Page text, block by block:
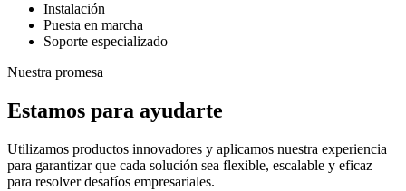
Instalación
Puesta en marcha
Soporte especializado
Nuestra promesa
Estamos para ayudarte
Utilizamos productos innovadores y aplicamos nuestra experiencia
para garantizar que cada solución sea flexible, escalable y eficaz
para resolver desafíos empresariales.